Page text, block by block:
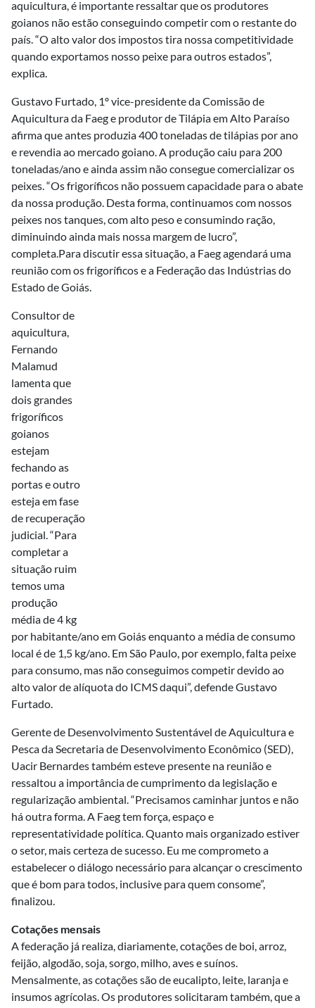
aquicultura, é importante ressaltar que os produtores
goianos não estão conseguindo competir com o restante do
país. “O alto valor dos impostos tira nossa competitividade
quando exportamos nosso peixe para outros estados”,
explica.
Gustavo Furtado, 1º vice-presidente da Comissão de
Aquicultura da Faeg e produtor de Tilápia em Alto Paraíso
afirma que antes produzia 400 toneladas de tilápias por ano
e revendia ao mercado goiano. A produção caiu para 200
toneladas/ano e ainda assim não consegue comercializar os
peixes. “Os frigoríficos não possuem capacidade para o abate
da nossa produção. Desta forma, continuamos com nossos
peixes nos tanques, com alto peso e consumindo ração,
diminuindo ainda mais nossa margem de lucro”,
completa.Para discutir essa situação, a Faeg agendará uma
reunião com os frigoríficos e a Federação das Indústrias do
Estado de Goiás.
Consultor de
aquicultura,
Fernando
Malamud
lamenta que
dois grandes
frigoríficos
goianos
estejam
fechando as
portas e outro
esteja em fase
de recuperação
judicial. “Para
completar a
situação ruim
temos uma
produção
média de 4 kg
por habitante/ano em Goiás enquanto a média de consumo
local é de 1,5 kg/ano. Em São Paulo, por exemplo, falta peixe
para consumo, mas não conseguimos competir devido ao
alto valor de alíquota do ICMS daqui”, defende Gustavo
Furtado.
Gerente de Desenvolvimento Sustentável de Aquicultura e
Pesca da Secretaria de Desenvolvimento Econômico (SED),
Uacir Bernardes também esteve presente na reunião e
ressaltou a importância de cumprimento da legislação e
regularização ambiental. “Precisamos caminhar juntos e não
há outra forma. A Faeg tem força, espaço e
representatividade política. Quanto mais organizado estiver
o setor, mais certeza de sucesso. Eu me comprometo a
estabelecer o diálogo necessário para alcançar o crescimento
que é bom para todos, inclusive para quem consome”,
finalizou.
Cotações mensais
A federação já realiza, diariamente, cotações de boi, arroz,
feijão, algodão, soja, sorgo, milho, aves e suínos.
Mensalmente, as cotações são de eucalipto, leite, laranja e
insumos agrícolas. Os produtores solicitaram também, que a